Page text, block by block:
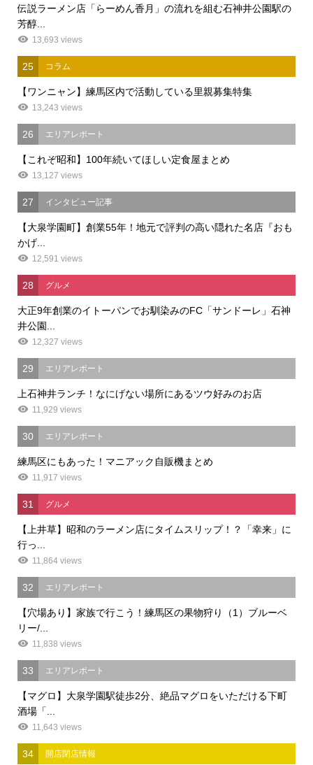
伝説ラーメン店「らーめん香月」の流れを組む石神井公園駅の
芳醇...
13,693 views
25 コラム
【ワンニャン】練馬区内で活動している里親募集特集
13,243 views
26 エリアレポート
【これぞ昭和】100年続いてほしい定食屋まとめ
13,127 views
27 インタビュー記事
【大泉学園町】創業55年！地元で評判の高い隠れた名店『おも
かげ...
12,591 views
28 グルメ
大正9年創業のイトーパンでお馴染みのFC「サンドーレ」石神
井公園...
12,327 views
29 エリアレポート
上石神井ランチ！なにげない場所にあるツウ好みのお店
11,929 views
30 エリアレポート
練馬区にもあった！マニアック自販機まとめ
11,917 views
31 グルメ
【上井草】昭和のラーメン店にタイムスリップ！？「幸来」に
行っ...
11,864 views
32 エリアレポート
【穴場あり】家族で行こう！練馬区の果物狩り（1）ブルーベ
リー/...
11,838 views
33 エリアレポート
【マグロ】大泉学園駅徒歩2分、絶品マグロをいただける下町
酒場「...
11,643 views
34 開店閉店情報